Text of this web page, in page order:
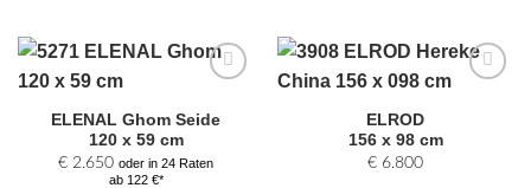
Auswahl
hinzufügen
ELENAL Ghom Seide
120 x 59 cm
€ 2.650 oder in 24 Raten
ab 122 €*
ELROD
156 x 98 cm
€ 6.800